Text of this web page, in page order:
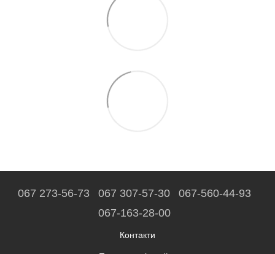
067 273-56-73 067 307-57-30
067-560-44-93
067-163-28-00
Контакти